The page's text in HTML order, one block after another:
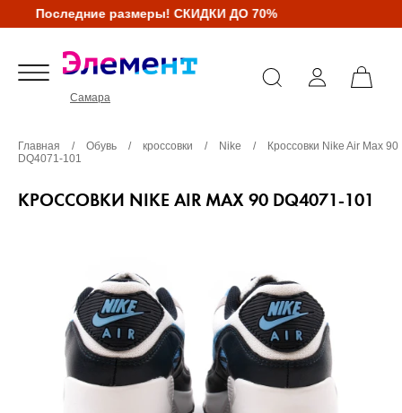
Последние размеры! СКИДКИ ДО 70%
Самара
Главная / Обувь / кроссовки / Nike /
Кроссовки Nike Air Max 90
DQ4071-101
КРОССОВКИ NIKE AIR MAX 90 DQ4071-101